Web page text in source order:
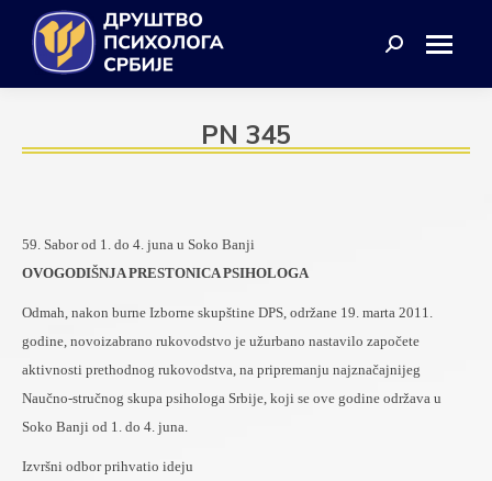
Search:
PN 345
59. Sabor od 1. do 4. juna u Soko Banji
OVOGODIŠNJA PRESTONICA PSIHOLOGA
Odmah, nakon burne Izborne skupštine DPS, održane 19. marta 2011.
godine, novoizabrano rukovodstvo je užurbano nastavilo započete
aktivnosti prethodnog rukovodstva, na pripremanju najznačajnijeg
Naučno-stručnog skupa psihologa Srbije, koji se ove godine održava u
Soko Banji od 1. do 4. juna.
Izvršni odbor prihvatio ideju